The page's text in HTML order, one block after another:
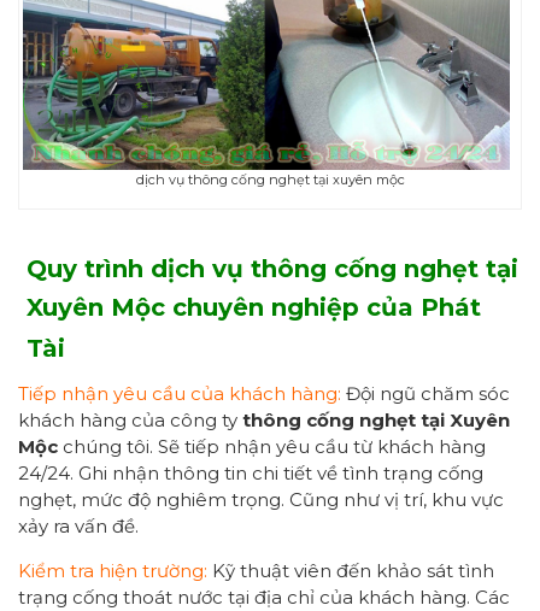
dịch vụ thông cống nghẹt tại xuyên mộc
Quy trình dịch vụ thông cống nghẹt tại
Xuyên Mộc chuyên nghiệp của Phát
Tài
Tiếp nhận yêu cầu của khách hàng: Đội ngũ chăm sóc
khách hàng của công ty thông cống nghẹt tại Xuyên
Mộc chúng tôi. Sẽ tiếp nhận yêu cầu từ khách hàng
24/24. Ghi nhận thông tin chi tiết về tình trạng cống
nghẹt, mức độ nghiêm trọng. Cũng như vị trí, khu vực
xảy ra vấn đề.
Kiểm tra hiện trường: Kỹ thuật viên đến khảo sát tình
trạng cống thoát nước tại địa chỉ của khách hàng. Các